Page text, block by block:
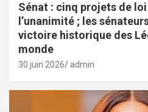
Sénat : cinq projets de
l’unanimité ; les
victoire historique des
monde
30 juin 2026 admin